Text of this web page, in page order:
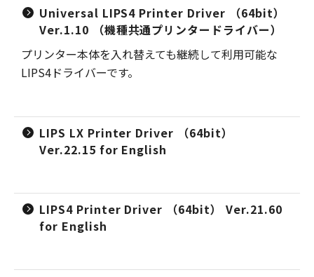
Universal LIPS4 Printer Driver （64bit）
Ver.1.10 （機種共通プリンタードライバー）
プリンター本体を入れ替えても継続して利用可能な
LIPS4ドライバーです。
LIPS LX Printer Driver （64bit）
Ver.22.15 for English
LIPS4 Printer Driver （64bit） Ver.21.60
for English